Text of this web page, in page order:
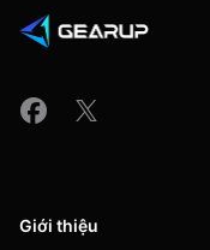
Giới thiệu